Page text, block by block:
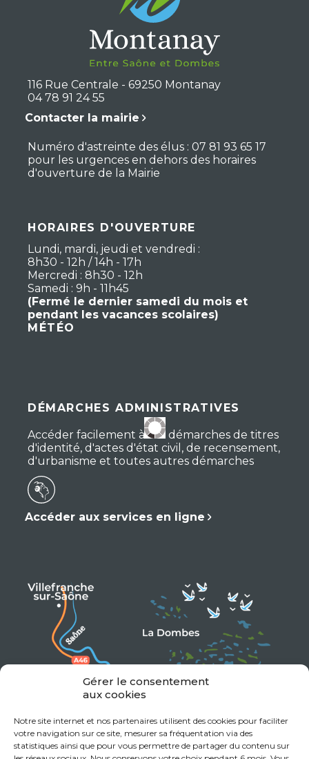
Gérer le consentement
aux cookies
Notre site internet et nos partenaires utilisent des cookies pour faciliter
votre navigation sur ce site, mesurer sa fréquentation via des
statistiques ainsi que pour vous permettre de partager du contenu sur
116 Rue Centrale - 69250 Montanay
04 78 91 24 55
Contacter la mairie
Numéro d'astreinte des élus : 07 81 93 65 17
pour les urgences en dehors des horaires
d'ouverture de la Mairie
HORAIRES D'OUVERTURE
Lundi, mardi, jeudi et vendredi :
8h30 - 12h / 14h - 17h
Mercredi : 8h30 - 12h
Samedi : 9h - 11h45
(Fermé le dernier samedi du mois et
pendant les vacances scolaires)
MÉTÉO
DÉMARCHES ADMINISTRATIVES
Accéder facilement à vos démarches de titres
d'identité, d'actes d'état civil, de recensement,
d'urbanisme et toutes autres démarches
Accéder aux services en ligne